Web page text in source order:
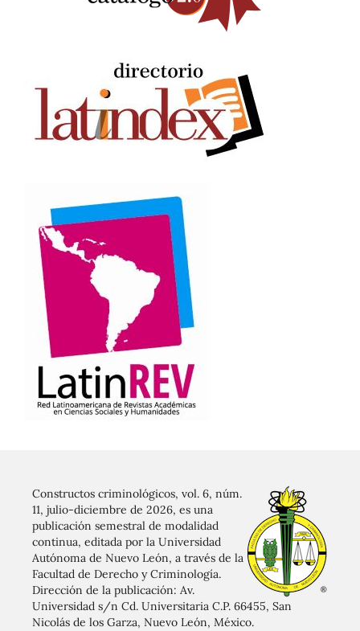
Constructos criminológicos, vol. 6, núm.
11, julio-diciembre de 2026, es una
publicación semestral de modalidad
continua, editada por la Universidad
Autónoma de Nuevo León, a través de la
Facultad de Derecho y Criminología.
Dirección de la publicación: Av.
Universidad s/n Cd. Universitaria C.P. 66455, San
Nicolás de los Garza, Nuevo León, México.